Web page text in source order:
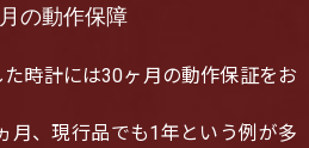
の動作保障
時計には30ヶ月の動作保証をお
月、現行品でも1年という例が多